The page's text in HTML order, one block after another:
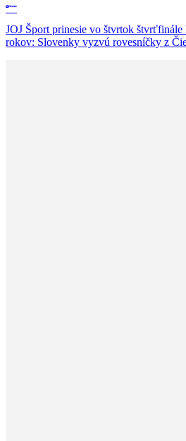
JOJ Šport prinesie vo štvrtok štvrťfinále
rokov: Slovenky vyzvú rovesníčky z